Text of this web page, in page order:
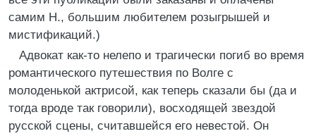
самим Н., большим любителем розыгрышей и
мистификаций.)
Адвокат как-то нелепо и трагически погиб во время
романтического путешествия по Волге с
молоденькой актрисой, как теперь сказали бы (да и
тогда вроде так говорили), восходящей звездой
русской сцены, считавшейся его невестой. Он